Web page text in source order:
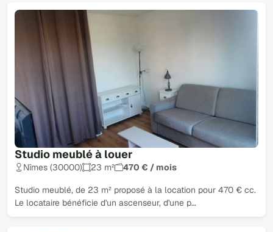
Studio meublé à louer
Nîmes (30000) 23 m² 470 € / mois
Studio meublé, de 23 m² proposé à la location pour 470 € cc.
Le locataire bénéficie d'un ascenseur, d'une p…